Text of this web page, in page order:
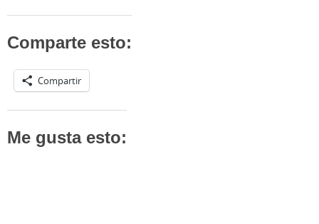
Comparte esto:
Compartir
Me gusta esto: